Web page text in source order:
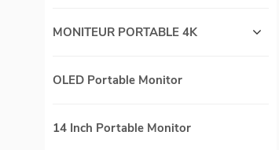
MONITEUR PORTABLE 4K
OLED Portable Monitor
14 Inch Portable Monitor